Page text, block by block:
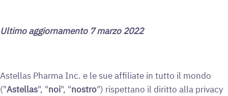
Ultimo aggiornamento 7 marzo 2022
Astellas Pharma Inc. e le sue affiliate in tutto il mondo
("Astellas", "noi", "nostro") rispettano il diritto alla privacy